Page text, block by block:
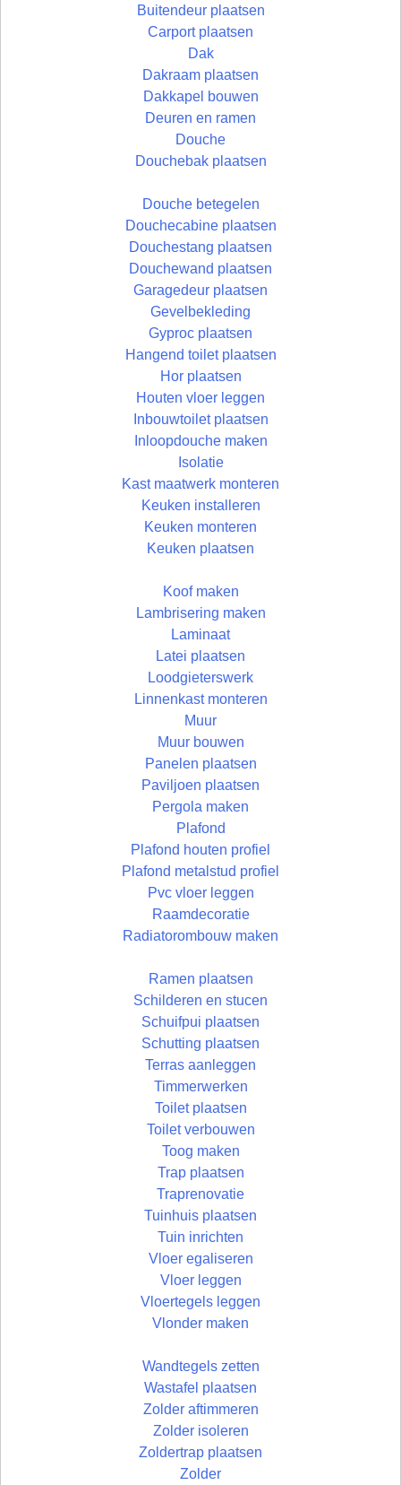
Buitendeur plaatsen
Carport plaatsen
Dak
Dakraam plaatsen
Dakkapel bouwen
Deuren en ramen
Douche
Douchebak plaatsen
Douche betegelen
Douchecabine plaatsen
Douchestang plaatsen
Douchewand plaatsen
Garagedeur plaatsen
Gevelbekleding
Gyproc plaatsen
Hangend toilet plaatsen
Hor plaatsen
Houten vloer leggen
Inbouwtoilet plaatsen
Inloopdouche maken
Isolatie
Kast maatwerk monteren
Keuken installeren
Keuken monteren
Keuken plaatsen
Koof maken
Lambrisering maken
Laminaat
Latei plaatsen
Loodgieterswerk
Linnenkast monteren
Muur
Muur bouwen
Panelen plaatsen
Paviljoen plaatsen
Pergola maken
Plafond
Plafond houten profiel
Plafond metalstud profiel
Pvc vloer leggen
Raamdecoratie
Radiatorombouw maken
Ramen plaatsen
Schilderen en stucen
Schuifpui plaatsen
Schutting plaatsen
Terras aanleggen
Timmerwerken
Toilet plaatsen
Toilet verbouwen
Toog maken
Trap plaatsen
Traprenovatie
Tuinhuis plaatsen
Tuin inrichten
Vloer egaliseren
Vloer leggen
Vloertegels leggen
Vlonder maken
Wandtegels zetten
Wastafel plaatsen
Zolder aftimmeren
Zolder isoleren
Zoldertrap plaatsen
Zolder